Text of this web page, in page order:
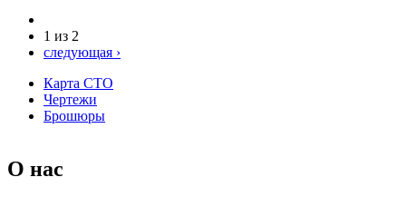
1 из 2
следующая ›
Карта СТО
Чертежи
Брошюры
О нас